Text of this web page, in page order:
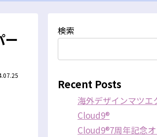
ー
検索
Recent Posts
海外デザインマツエ
Cloud9®
Cloud9®7周年記念